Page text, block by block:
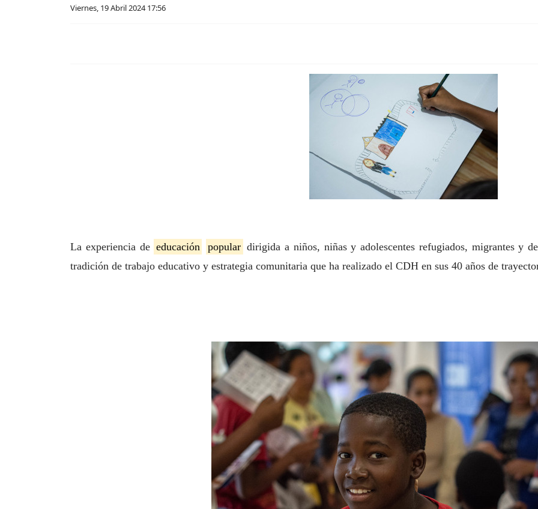
Viernes, 19 Abril 2024 17:56
La experiencia de educación popular dirigida a niños, niñas y adolescentes refugiados, migrantes y
tradición de trabajo educativo y estrategia comunitaria que ha realizado el CDH en sus 40 años de